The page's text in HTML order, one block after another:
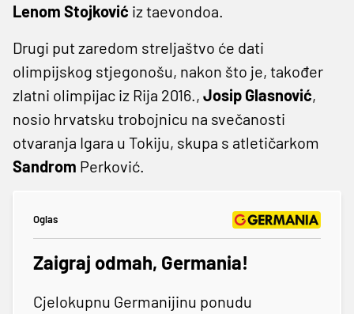
Lenom Stojković iz taevondoa.
Drugi put zaredom streljaštvo će dati
olimpijskog stjegonošu, nakon što je, također
zlatni olimpijac iz Rija 2016., Josip Glasnović,
nosio hrvatsku trobojnicu na svečanosti
otvaranja Igara u Tokiju, skupa s atletičarkom
Sandrom Perković.
Oglas
Zaigraj odmah, Germania!
Cjelokupnu Germanijinu ponudu